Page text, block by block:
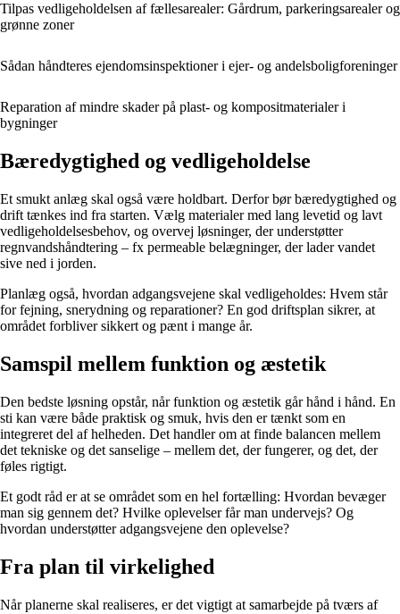
Tilpas vedligeholdelsen af fællesarealer: Gårdrum, parkeringsarealer og
grønne zoner
Sådan håndteres ejendomsinspektioner i ejer- og andelsboligforeninger
Reparation af mindre skader på plast- og kompositmaterialer i
bygninger
Bæredygtighed og vedligeholdelse
Et smukt anlæg skal også være holdbart. Derfor bør bæredygtighed og
drift tænkes ind fra starten. Vælg materialer med lang levetid og lavt
vedligeholdelsesbehov, og overvej løsninger, der understøtter
regnvandshåndtering – fx permeable belægninger, der lader vandet
sive ned i jorden.
Planlæg også, hvordan adgangsvejene skal vedligeholdes: Hvem står
for fejning, snerydning og reparationer? En god driftsplan sikrer, at
området forbliver sikkert og pænt i mange år.
Samspil mellem funktion og æstetik
Den bedste løsning opstår, når funktion og æstetik går hånd i hånd. En
sti kan være både praktisk og smuk, hvis den er tænkt som en
integreret del af helheden. Det handler om at finde balancen mellem
det tekniske og det sanselige – mellem det, der fungerer, og det, der
føles rigtigt.
Et godt råd er at se området som en hel fortælling: Hvordan bevæger
man sig gennem det? Hvilke oplevelser får man undervejs? Og
hvordan understøtter adgangsvejene den oplevelse?
Fra plan til virkelighed
Når planerne skal realiseres, er det vigtigt at samarbejde på tværs af